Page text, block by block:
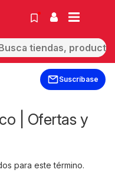
Suscríbase
| Ofertas y
para este término.